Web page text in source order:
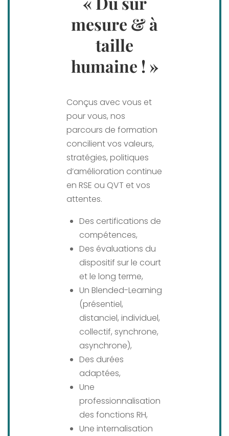
mesure & à
taille
humaine ! »
Conçus avec vous et
pour vous, nos
parcours de formation
concilient vos valeurs,
stratégies, politiques
d’amélioration continue
en RSE ou QVT et vos
attentes.
Des certifications de
compétences,
Des évaluations du
dispositif sur le court
et le long terme,
Un Blended-Learning
(présentiel,
distanciel, individuel,
collectif, synchrone,
asynchrone),
Des durées
adaptées,
Une
professionnalisation
des fonctions RH,
Une internalisation